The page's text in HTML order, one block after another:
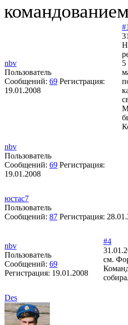
nbv
Пользователь
Сообщений: 69 Регистрация:
19.01.2008
#1
5
nbv
Пользователь
Сообщений: 69 Регистрация:
19.01.2008
юстас7
Пользователь
Сообщений: 87 Регистрация:
nbv
Пользователь
Сообщений: 69
Регистрация: 19.01.2008
#4
см.
Des